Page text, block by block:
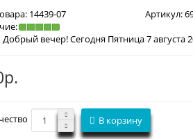
14439-07 Артикул:
В корзину